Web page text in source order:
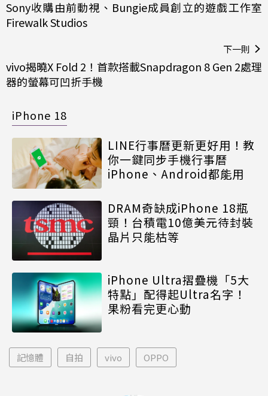
Sony收購由前動視、Bungie成員創立的遊戲工作室
Firewalk Studios
下一則
vivo揭曉X Fold 2！首款搭載Snapdragon 8 Gen 2處理
器的螢幕可凹折手機
iPhone 18
LINE行事曆更新更好用！教
你一鍵同步手機行事曆
iPhone、Android都能用
DRAM奇缺成iPhone 18瓶
頸！台積電10億美元待封裝
晶片只能枯等
iPhone Ultra摺疊機「5大
特點」配得起Ultra名字！
果粉看完更心動
記憶體 自拍 vivo OPPO